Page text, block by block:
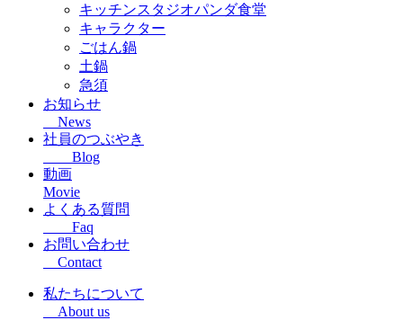
キッチンスタジオパンダ食堂
キャラクター
ごはん鍋
土鍋
急須
お知らせ
News
社員のつぶやき
Blog
動画
Movie
よくある質問
Faq
お問い合わせ
Contact
私たちについて
About us